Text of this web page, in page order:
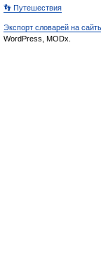
👣 Путешествия
Экспорт словарей на
WordPress, MODx.